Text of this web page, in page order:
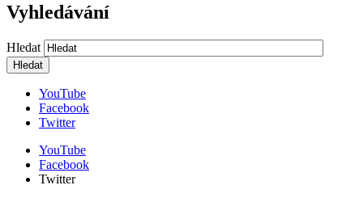
Vyhledávání
Hledat
YouTube
Facebook
Twitter
YouTube
Facebook
Twitter